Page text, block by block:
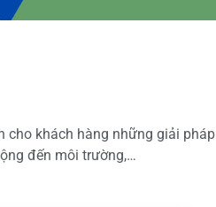
cho khách hàng những giải pháp
đến môi trường,…